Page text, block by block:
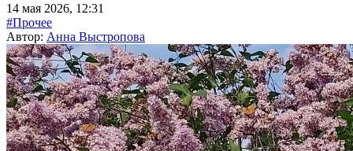
14 мая 2026, 12:31
#Прочее
Автор: Анна Выстропова